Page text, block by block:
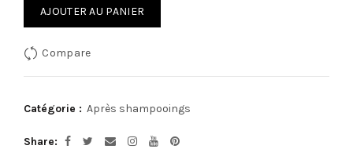
AJOUTER AU PANIER
Compare
Catégorie : Après shampooings
Share